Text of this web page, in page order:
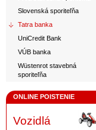
Slovenská sporiteľňa
Tatra banka
UniCredit Bank
VÚB banka
Wüstenrot stavebná
sporiteľňa
ONLINE POISTENIE
Vozidlá